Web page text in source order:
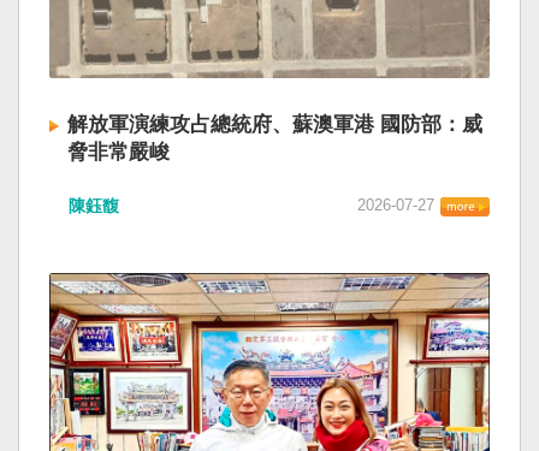
解放軍演練攻占總統府、蘇澳軍港 國防部：威
脅非常嚴峻
陳鈺馥 2026-07-27